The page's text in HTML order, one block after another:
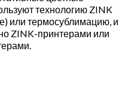
технологию ZINK
или термосублимацию, и
ZINK-принтерами или